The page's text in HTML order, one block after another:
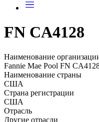
FN CA4128
Наименование
Fannie Mae Pool FN
Наименование страны
США
Страна регистрации
США
Отрасль
Другие отрасли